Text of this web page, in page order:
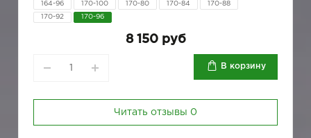
164-96 170-100 170-80 170-84 170-88
170-92 170-96
8 150 руб
В корзину
Читать отзывы 0